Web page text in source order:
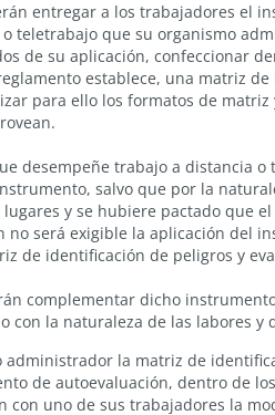
entregar a los trabajadores el
teletrabajo que su organismo
de su aplicación, confeccionar
establece, una matriz
para ello los formatos de matriz
desempeñe trabajo a distancia
salvo que por la
y se hubiere pactado que
no será exigible la aplicación del
de identificación de peligros y
complementar dicho
con la naturaleza de las labores y
administrador la matriz de
de autoevaluación, dentro de
con uno de sus trabajadores la